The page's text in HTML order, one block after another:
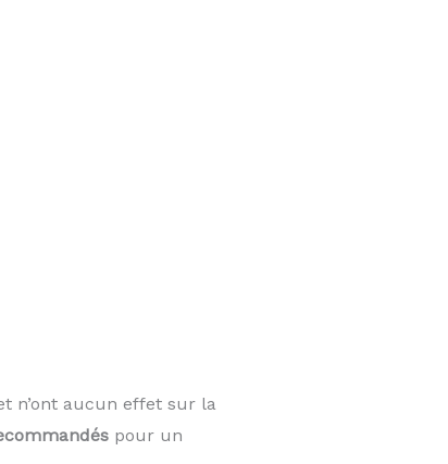
n’ont aucun effet sur la
pour un